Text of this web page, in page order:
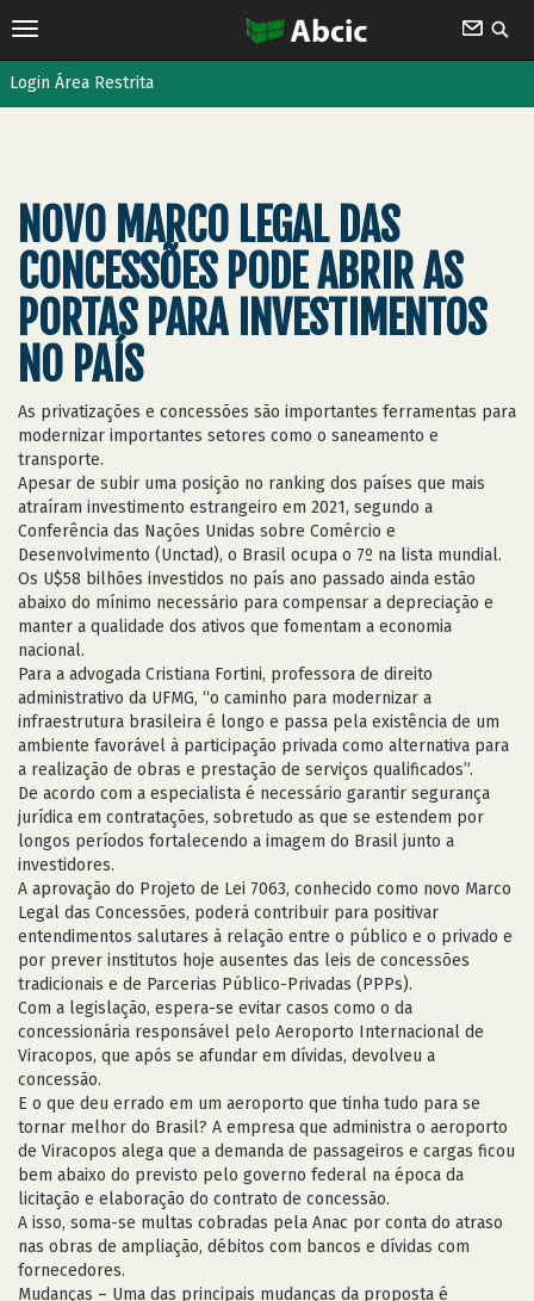
Login Área Restrita
NOVO MARCO LEGAL DAS
CONCESSÕES PODE ABRIR AS
PORTAS PARA INVESTIMENTOS
NO PAÍS
As privatizações e concessões são importantes ferramentas para
modernizar importantes setores como o saneamento e
transporte.
Apesar de subir uma posição no ranking dos países que mais
atraíram investimento estrangeiro em 2021, segundo a
Conferência das Nações Unidas sobre Comércio e
Desenvolvimento (Unctad), o Brasil ocupa o 7º na lista mundial.
Os U$58 bilhões investidos no país ano passado ainda estão
abaixo do mínimo necessário para compensar a depreciação e
manter a qualidade dos ativos que fomentam a economia
nacional.
Para a advogada Cristiana Fortini, professora de direito
administrativo da UFMG, “o caminho para modernizar a
infraestrutura brasileira é longo e passa pela existência de um
ambiente favorável à participação privada como alternativa para
a realização de obras e prestação de serviços qualificados”.
De acordo com a especialista é necessário garantir segurança
jurídica em contratações, sobretudo as que se estendem por
longos períodos fortalecendo a imagem do Brasil junto a
investidores.
A aprovação do Projeto de Lei 7063, conhecido como novo Marco
Legal das Concessões, poderá contribuir para positivar
entendimentos salutares à relação entre o público e o privado e
por prever institutos hoje ausentes das leis de concessões
tradicionais e de Parcerias Público-Privadas (PPPs).
Com a legislação, espera-se evitar casos como o da
concessionária responsável pelo Aeroporto Internacional de
Viracopos, que após se afundar em dívidas, devolveu a
concessão.
E o que deu errado em um aeroporto que tinha tudo para se
tornar melhor do Brasil? A empresa que administra o aeroporto
de Viracopos alega que a demanda de passageiros e cargas ficou
bem abaixo do previsto pelo governo federal na época da
licitação e elaboração do contrato de concessão.
A isso, soma-se multas cobradas pela Anac por conta do atraso
nas obras de ampliação, débitos com bancos e dívidas com
fornecedores.
Mudanças – Uma das principais mudanças da proposta é